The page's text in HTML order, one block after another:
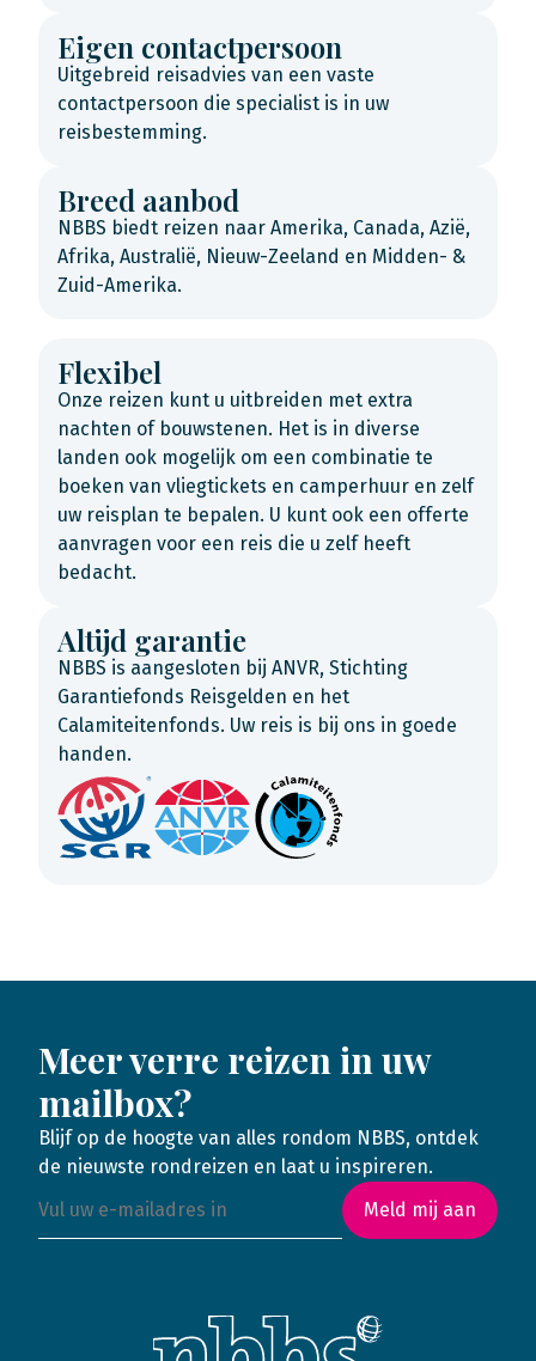
Eigen contactpersoon
Uitgebreid reisadvies van een vaste
contactpersoon die specialist is in uw
reisbestemming.
Breed aanbod
NBBS biedt reizen naar Amerika, Canada, Azië,
Afrika, Australië, Nieuw-Zeeland en Midden- &
Zuid-Amerika.
Flexibel
Onze reizen kunt u uitbreiden met extra
nachten of bouwstenen. Het is in diverse
landen ook mogelijk om een combinatie te
boeken van vliegtickets en camperhuur en zelf
uw reisplan te bepalen. U kunt ook een offerte
aanvragen voor een reis die u zelf heeft
bedacht.
Altijd garantie
NBBS is aangesloten bij ANVR, Stichting
Garantiefonds Reisgelden en het
Calamiteitenfonds. Uw reis is bij ons in goede
handen.
Meer verre reizen in uw
mailbox?
Blijf op de hoogte van alles rondom NBBS, ontdek
de nieuwste rondreizen en laat u inspireren.
Meld mij aan